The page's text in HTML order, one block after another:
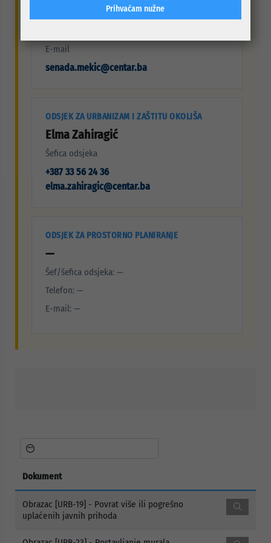
E-mail
senada.mekic@centar.ba
ODSJEK ZA URBANIZAM I ZAŠTITU OKOLIŠA
Elma Zahiragić
Šefica odsjeka
+387 33 56 24 36
elma.zahiragic@centar.ba
ODSJEK ZA PROSTORNO PLANIRANJE
—
Šef/šefica odsjeka: —
Telefon: —
E-mail: —
Dokument
Obrazac [URB-19] - Povrat više ili pogrešno
uplaćenih javnih prihoda
Prihvaćam nužne